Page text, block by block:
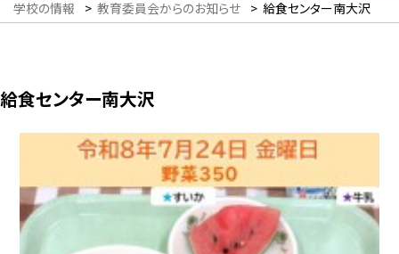
学校の情報 > 教育委員会からのお知らせ > 給食センター南大沢
給食センター南大沢